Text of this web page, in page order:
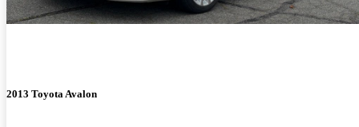
2013 Toyota Avalon